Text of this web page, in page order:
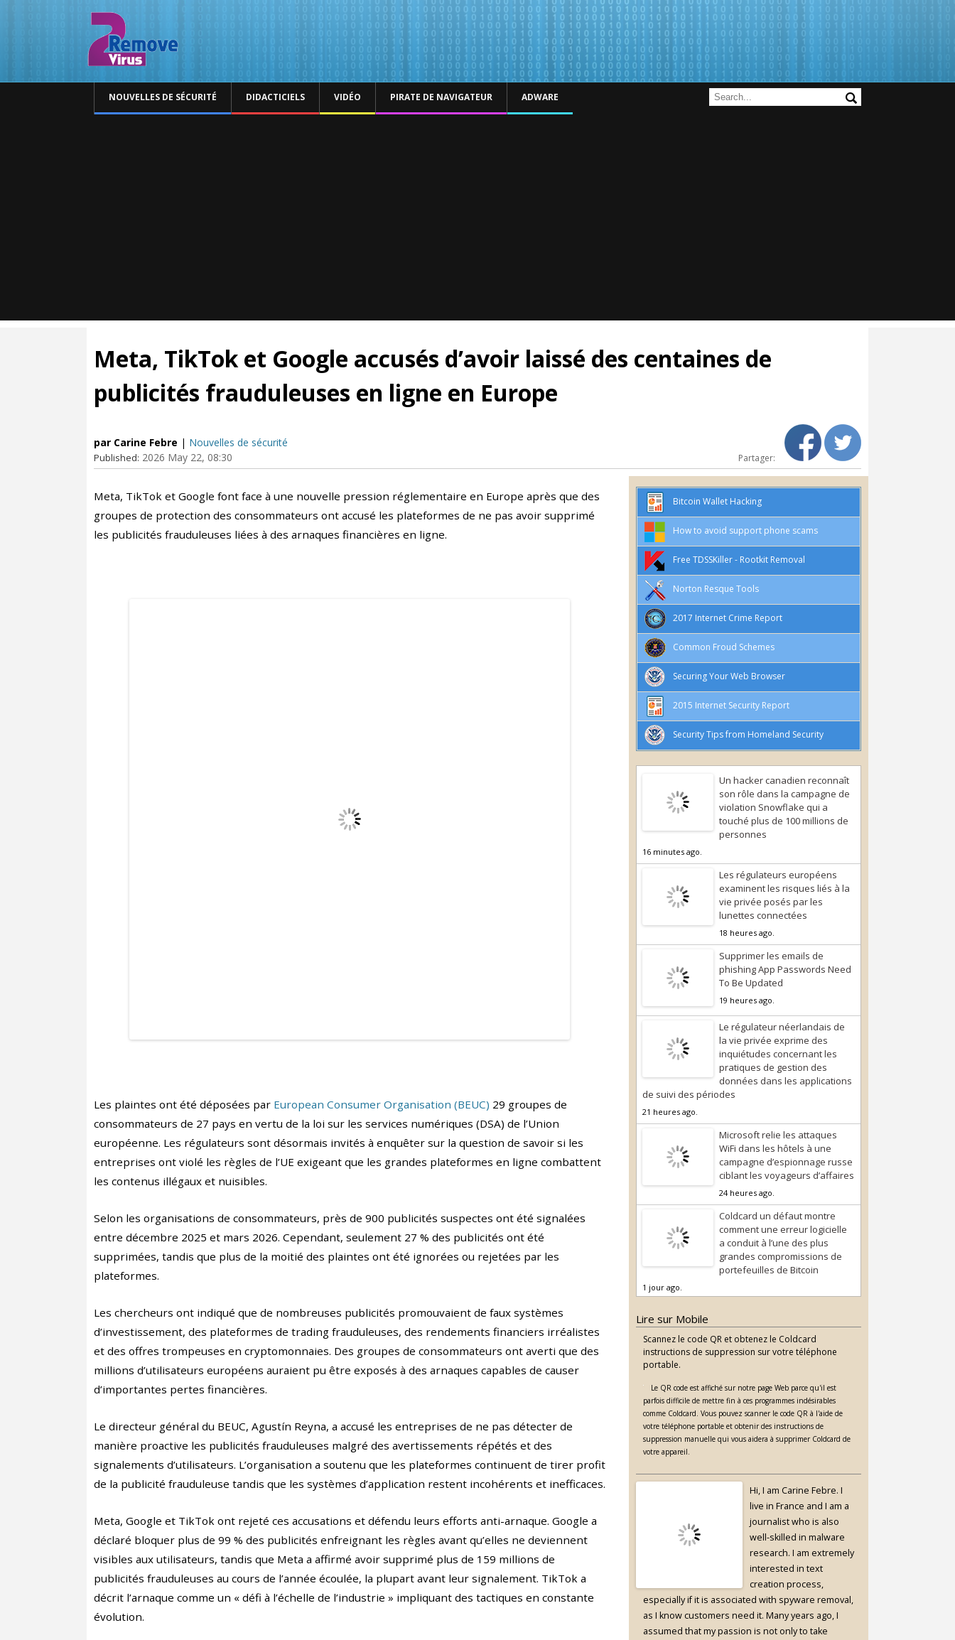
NOUVELLES DE SÉCURITÉ DIDACTICIELS VIDÉO PIRATE DE NAVIGATEUR ADWARE
Meta, TikTok et Google accusés d’avoir laissé des centaines de
publicités frauduleuses en ligne en Europe
par Carine Febre | Nouvelles de sécurité
Published: 2026 May 22, 08:30 Partager:
Meta, TikTok et Google font face à une nouvelle pression réglementaire en Europe après que des
groupes de protection des consommateurs ont accusé les plateformes de ne pas avoir supprimé
les publicités frauduleuses liées à des arnaques financières en ligne.
Les plaintes ont été déposées par European Consumer Organisation (BEUC) 29 groupes de
consommateurs de 27 pays en vertu de la loi sur les services numériques (DSA) de l’Union
européenne. Les régulateurs sont désormais invités à enquêter sur la question de savoir si les
entreprises ont violé les règles de l’UE exigeant que les grandes plateformes en ligne combattent
les contenus illégaux et nuisibles.
Selon les organisations de consommateurs, près de 900 publicités suspectes ont été signalées
entre décembre 2025 et mars 2026. Cependant, seulement 27 % des publicités ont été
supprimées, tandis que plus de la moitié des plaintes ont été ignorées ou rejetées par les
plateformes.
Les chercheurs ont indiqué que de nombreuses publicités promouvaient de faux systèmes
d’investissement, des plateformes de trading frauduleuses, des rendements financiers irréalistes
et des offres trompeuses en cryptomonnaies. Des groupes de consommateurs ont averti que des
millions d’utilisateurs européens auraient pu être exposés à des arnaques capables de causer
d’importantes pertes financières.
Le directeur général du BEUC, Agustín Reyna, a accusé les entreprises de ne pas détecter de
manière proactive les publicités frauduleuses malgré des avertissements répétés et des
signalements d’utilisateurs. L’organisation a soutenu que les plateformes continuent de tirer profit
de la publicité frauduleuse tandis que les systèmes d’application restent incohérents et inefficaces.
Meta, Google et TikTok ont rejeté ces accusations et défendu leurs efforts anti-arnaque. Google a
déclaré bloquer plus de 99 % des publicités enfreignant les règles avant qu’elles ne deviennent
visibles aux utilisateurs, tandis que Meta a affirmé avoir supprimé plus de 159 millions de
publicités frauduleuses au cours de l’année écoulée, la plupart avant leur signalement. TikTok a
décrit l’arnaque comme un « défi à l’échelle de l’industrie » impliquant des tactiques en constante
évolution.
Bitcoin Wallet Hacking
How to avoid support phone scams
Free TDSSKiller - Rootkit Removal
Norton Resque Tools
2017 Internet Crime Report
Common Froud Schemes
Securing Your Web Browser
2015 Internet Security Report
Security Tips from Homeland Security
Un hacker canadien reconnaît
son rôle dans la campagne de
violation Snowflake qui a
touché plus de 100 millions de
personnes
16 minutes ago.
Les régulateurs européens
examinent les risques liés à la
vie privée posés par les
lunettes connectées
18 heures ago.
Supprimer les emails de
phishing App Passwords Need
To Be Updated
19 heures ago.
Le régulateur néerlandais de
la vie privée exprime des
inquiétudes concernant les
pratiques de gestion des
données dans les applications
de suivi des périodes
21 heures ago.
Microsoft relie les attaques
WiFi dans les hôtels à une
campagne d’espionnage russe
ciblant les voyageurs d’affaires
24 heures ago.
Coldcard un défaut montre
comment une erreur logicielle
a conduit à l’une des plus
grandes compromissions de
portefeuilles de Bitcoin
1 jour ago.
Lire sur Mobile
Scannez le code QR et obtenez le Coldcard
instructions de suppression sur votre téléphone
portable.
Le QR code est affiché sur notre page Web parce qu'il est
parfois difficile de mettre fin à ces programmes indésirables
comme Coldcard. Vous pouvez scanner le code QR à l'aide de
votre téléphone portable et obtenir des instructions de
suppression manuelle qui vous aidera à supprimer Coldcard de
votre appareil.
Hi, I am Carine Febre. I
live in France and I am a
journalist who is also
well-skilled in malware
research. I am extremely
interested in text
creation process,
especially if it is associated with spyware removal,
as I know customers need it. Many years ago, I
assumed that my passion is not only to take